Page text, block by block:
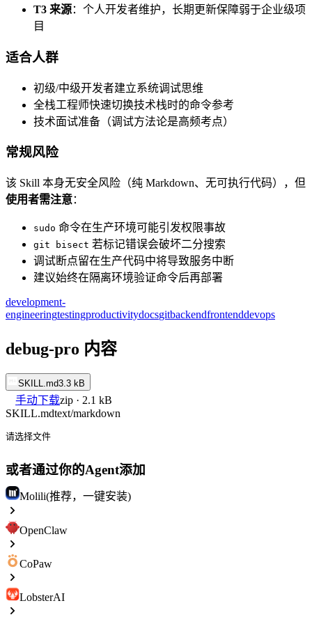
T3 来源：个人开发者维护，长期更新保障弱于企业级项
目
适合人群
初级/中级开发者建立系统调试思维
全栈工程师快速切换技术栈时的命令参考
技术面试准备（调试方法论是高频考点）
常规风险
该 Skill 本身无安全风险（纯 Markdown、无可执行代码），但
使用者需注意：
sudo 命令在生产环境可能引发权限事故
git bisect 若标记错误会破坏二分搜索
调试断点留在生产代码中将导致服务中断
建议始终在隔离环境验证命令后再部署
development-
engineeringtestingproductivitydocsgitbackendfrontenddevops
debug-pro 内容
SKILL.md3.3 kB
手动下载zip · 2.1 kB
SKILL.mdtext/markdown
请选择文件
或者通过你的Agent添加
Molili(推荐，一键安装)
OpenClaw
CoPaw
LobsterAI